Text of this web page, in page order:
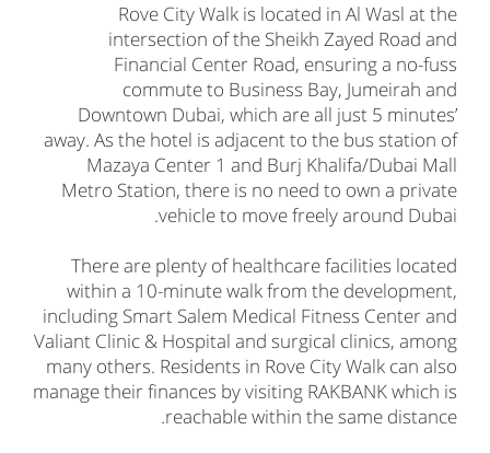
Rove City Walk is located in Al Wasl at the
intersection of the Sheikh Zayed Road and
Financial Center Road, ensuring a no-fuss
commute to Business Bay, Jumeirah and
Downtown Dubai, which are all just 5 minutes’
away. As the hotel is adjacent to the bus station of
Mazaya Center 1 and Burj Khalifa/Dubai Mall
Metro Station, there is no need to own a private
vehicle to move freely around Dubai.
There are plenty of healthcare facilities located
within a 10-minute walk from the development,
including Smart Salem Medical Fitness Center and
Valiant Clinic & Hospital and surgical clinics, among
many others. Residents in Rove City Walk can also
manage their finances by visiting RAKBANK which is
reachable within the same distance.